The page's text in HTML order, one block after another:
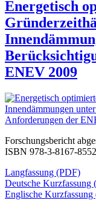
Energetisch
ENEV 2009
Forschungsbericht
ISBN 978-3-8167-
Langfassung (PDF)
Deutsche Kurzfassung
Englische Kurzfassung